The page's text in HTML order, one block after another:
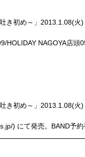
き初め～」2013.1.08(
NAGOYA店頭
き初め～」2013.1.08(
) にて発売。BAND予約